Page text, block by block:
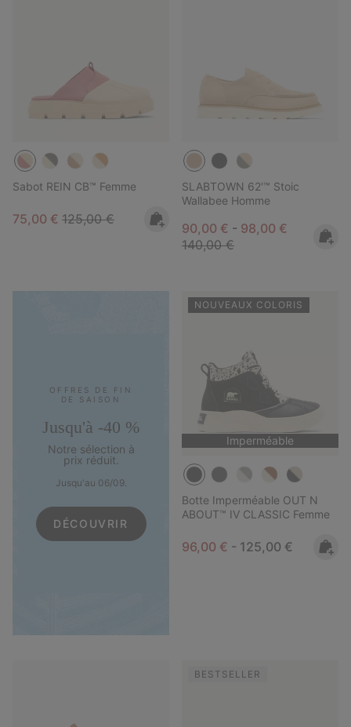
Sabot REIN CB™ Femme
Sale price:
75,00 € Regular price:
125,00 €
SLABTOWN 62'™ Stoic
Wallabee Homme
Minimum sale price:
90,00 € - Maximum sale
98,00 € Regular
140,00 €
OFFRES DE FIN
DE SAISON
Jusqu'à -40 %
Notre sélection à
prix réduit.
Jusqu'au 06/09.
DÉCOUVRIR
NOUVEAUX COLORIS
Imperméable
Botte Imperméable OUT N
ABOUT™ IV CLASSIC Femme
Minimum sale price:
96,00 € - Maximum price:
125,00 €
BESTSELLER